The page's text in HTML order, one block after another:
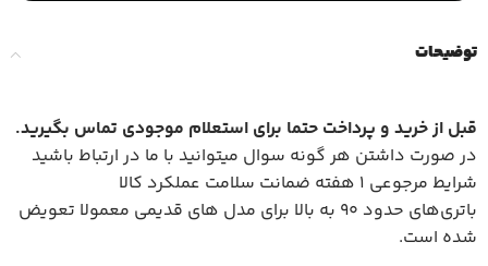
توضیحات
قبل از خرید و پرداخت حتما برای استعلام موجودی تماس بگیرید.
در صورت داشتن هر گونه سوال میتوانید با ما در ارتباط باشید
شرایط مرجوعی 1 هفته ضمانت سلامت عملکرد کالا
باتری‌های حدود ۹۰ به بالا برای مدل های قدیمی معمولا تعویض
شده است.